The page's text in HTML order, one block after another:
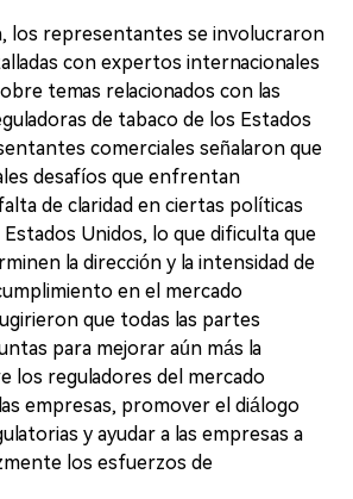
los representantes se involucraron
con expertos internacionales
temas relacionados con las
de tabaco de los Estados
comerciales señalaron que
desafíos que enfrentan
de claridad en ciertas políticas
Unidos, lo que dificulta que
la dirección y la intensidad de
en el mercado
que todas las partes
para mejorar aún más la
los reguladores del mercado
empresas, promover el diálogo
y ayudar a las empresas a
los esfuerzos de